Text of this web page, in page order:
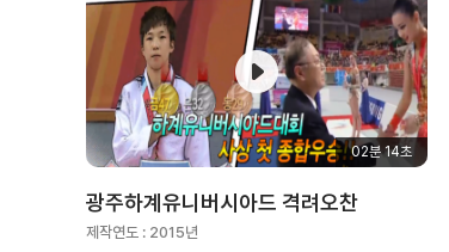
02분 14초
광주하계유니버시아드 격려오찬
제작연도 : 2015년